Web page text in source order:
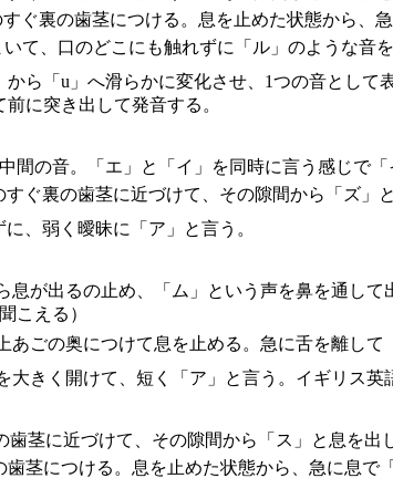
すぐ裏の歯茎につける。息を止めた状態から
いて、口のどこにも触れずに「ル」のような音
から「u」へ滑らかに変化させ、1つの音とし
に突き出して発音する。
間の音。「エ」と「イ」を同時に言う感じで「
すぐ裏の歯茎に近づけて、その隙間から「ズ」
に、弱く曖昧に「ア」と言う。
息が出るの止め、「ム」という声を鼻を通し
こえる）
あごの奥につけて息を止める。急に舌を離し
大きく開けて、短く「ア」と言う。イギリス
歯茎に近づけて、その隙間から「ス」と息を出
歯茎につける。息を止めた状態から、急に息